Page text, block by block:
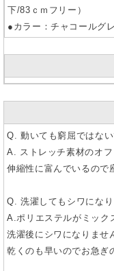
下/83ｃｍフリー）
●カラー：チャコールグ
Q. 動いても窮屈ではな
A. ストレッチ素材のオフ
伸縮性に富んでいるので
Q. 洗濯してもシワにな
A.ポリエステルがミック
洗濯後にシワになりませ
乾くのも早いのでお急ぎ